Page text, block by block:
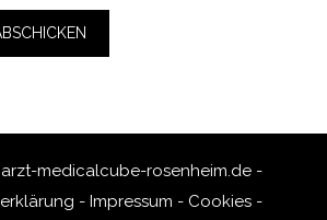
medicalcube-rosenheim.de -
- Impressum - Cookies -